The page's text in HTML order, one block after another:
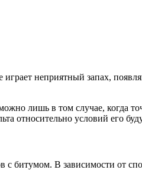
играет неприятный запах,
лишь в том случае, когда
относительно условий его
битумом. В зависимости от